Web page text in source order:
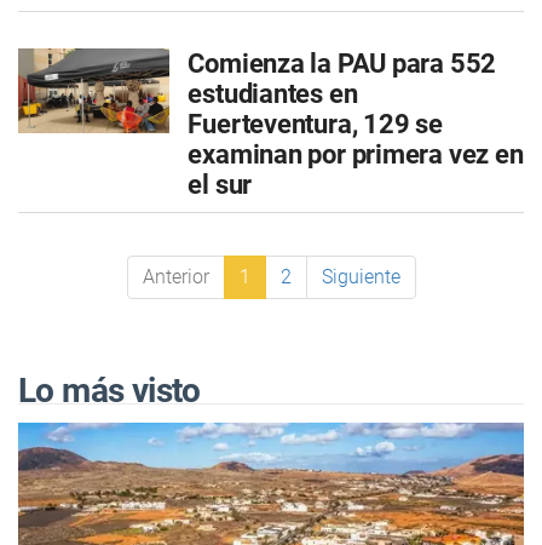
Comienza la PAU para 552
estudiantes en
Fuerteventura, 129 se
examinan por primera vez en
el sur
Anterior 1 2 Siguiente
Lo más visto